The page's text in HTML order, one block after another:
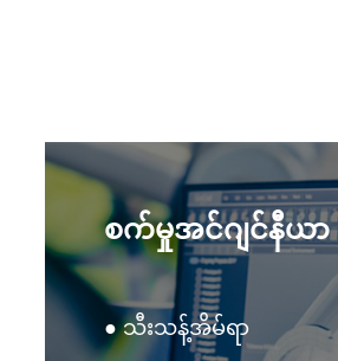
စက်မှုအင်ဂျင်နီယာ
● သီးသန့်အိမ်ရာ